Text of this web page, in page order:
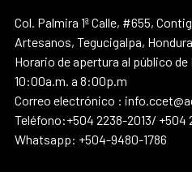
Col. Palmira 1ª Calle, #655,
Artesanos, Tegucigalpa,
Horario de apertura al público de
10:00a.m. a 8:00p.m
Correo electrónico :
Teléfono:+504 2238-2013/ +504
Whatsapp: +504-9480-1786